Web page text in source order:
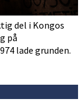
del i Kongos
på
lade grunden.